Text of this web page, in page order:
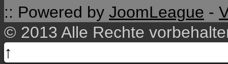
:: Powered by JoomLeague -
© 2013 Alle Rechte
↑